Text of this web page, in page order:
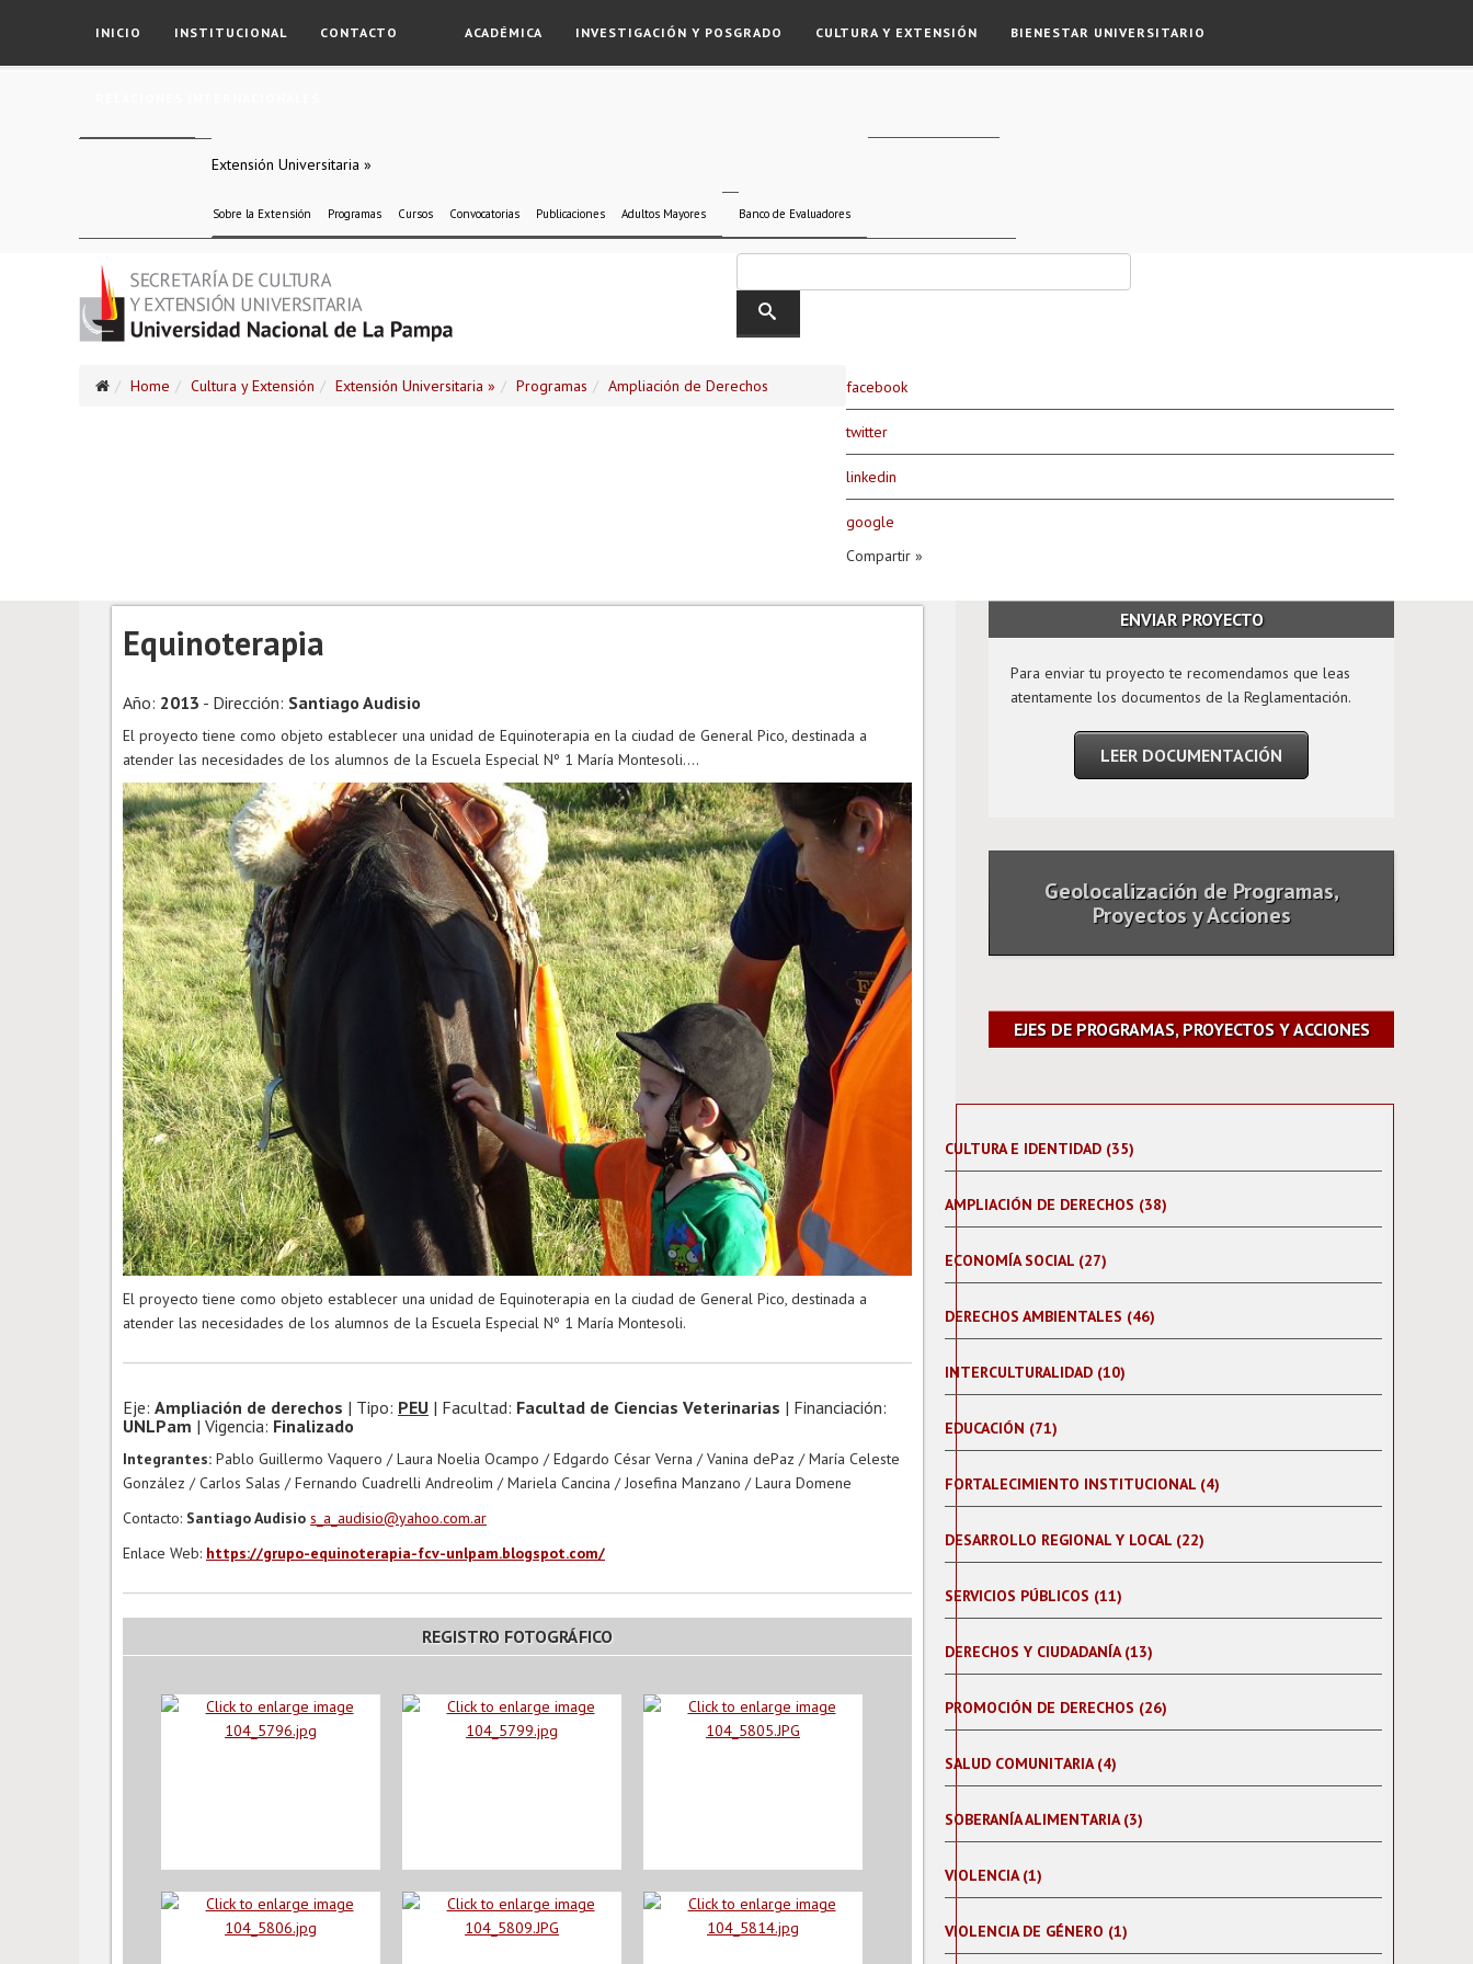
INICIO INSTITUCIONAL CONTACTO ACADÉMICA INVESTIGACIÓN Y POSGRADO CULTURA Y EXTENSIÓN BIENESTAR UNIVERSITARIO
Extensión Universitaria »
Sobre la Extensión Programas Cursos Convocatorias Publicaciones Adultos Mayores Banco de Evaluadores
Home Cultura y Extensión Extensión Universitaria » Programas Ampliación de Derechos facebook
twitter
linkedin
google
Compartir »
Equinoterapia
Año: 2013 - Dirección: Santiago Audisio
El proyecto tiene como objeto establecer una unidad de Equinoterapia en la ciudad de General Pico, destinada a
atender las necesidades de los alumnos de la Escuela Especial Nº 1 María Montesoli....
El proyecto tiene como objeto establecer una unidad de Equinoterapia en la ciudad de General Pico, destinada a
atender las necesidades de los alumnos de la Escuela Especial Nº 1 María Montesoli.
Eje: Ampliación de derechos | Tipo: PEU | Facultad: Facultad de Ciencias Veterinarias | Financiación:
UNLPam | Vigencia: Finalizado
Integrantes: Pablo Guillermo Vaquero / Laura Noelia Ocampo / Edgardo César Verna / Vanina dePaz / María Celeste
González / Carlos Salas / Fernando Cuadrelli Andreolim / Mariela Cancina / Josefina Manzano / Laura Domene
Contacto: Santiago Audisio s_a_audisio@yahoo.com.ar
Enlace Web: https://grupo-equinoterapia-fcv-unlpam.blogspot.com/
REGISTRO FOTOGRÁFICO
ENVIAR PROYECTO
Para enviar tu proyecto te recomendamos que leas
atentamente los documentos de la Reglamentación.
LEER DOCUMENTACIÓN
Geolocalización de Programas,
Proyectos y Acciones
EJES DE PROGRAMAS, PROYECTOS Y ACCIONES
CULTURA E IDENTIDAD (35)
AMPLIACIÓN DE DERECHOS (38)
ECONOMÍA SOCIAL (27)
DERECHOS AMBIENTALES (46)
INTERCULTURALIDAD (10)
EDUCACIÓN (71)
FORTALECIMIENTO INSTITUCIONAL (4)
DESARROLLO REGIONAL Y LOCAL (22)
SERVICIOS PÚBLICOS (11)
DERECHOS Y CIUDADANÍA (13)
PROMOCIÓN DE DERECHOS (26)
SALUD COMUNITARIA (4)
SOBERANÍA ALIMENTARIA (3)
VIOLENCIA (1)
VIOLENCIA DE GÉNERO (1)